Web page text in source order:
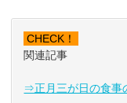
CHECK！
関連記事
⇒正月三が日の食事